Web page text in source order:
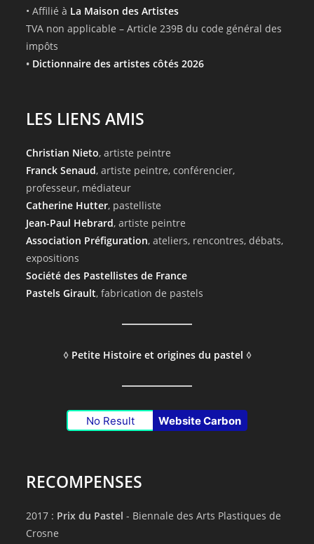
• Affilié à La Maison des Artistes
TVA non applicable – Article 239B du code général des
impôts
• Dictionnaire des artistes côtés 2026
LES LIENS AMIS
Christian Nieto, artiste peintre
Franck Senaud, artiste peintre, conférencier,
professeur, médiateur
Catherine Hutter, pastelliste
Jean-Paul Hebrard, artiste peintre
Association Préfiguration, ateliers, rencontres, débats,
expositions
Société des Pastellistes de France
Pastels Girault, fabrication de pastels
◊ Petite Histoire et origines du pastel ◊
No Result Website Carbon
RECOMPENSES
2017 : Prix du Pastel - Biennale des Arts Plastiques de
Crosne